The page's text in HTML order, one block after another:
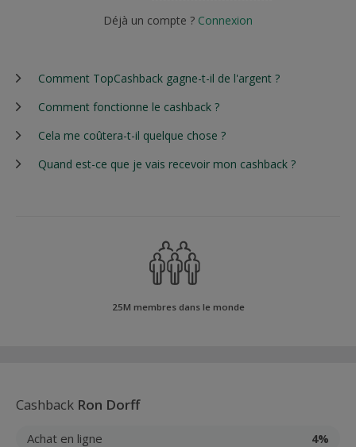
Déjà un compte ? Connexion
Comment TopCashback gagne-t-il de l'argent ?
Comment fonctionne le cashback ?
Cela me coûtera-t-il quelque chose ?
Quand est-ce que je vais recevoir mon cashback ?
25M membres dans le monde
Cashback Ron Dorff
Achat en ligne 4%